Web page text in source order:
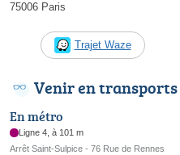
75006 Paris
Trajet Waze
Venir en
En métro
Ligne 4, à 101 m
Arrêt Saint-Sulpice - 76 Rue de Rennes